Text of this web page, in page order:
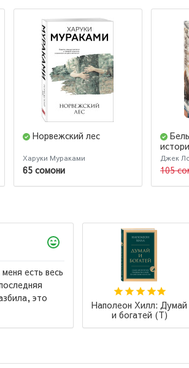
Норвежский лес
Харуки Мураками
65 сомони
Джек
105
весь
Наполеон Хилл: Думай
и богатей (Т)
Я бы
70 %
этой